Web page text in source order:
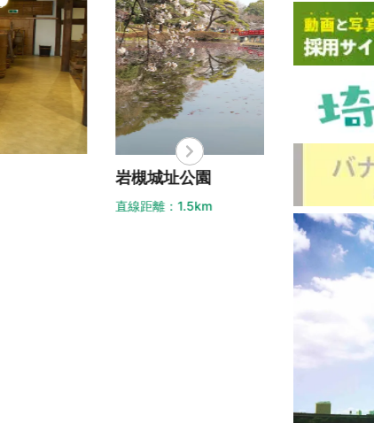
直線距離：0.7km